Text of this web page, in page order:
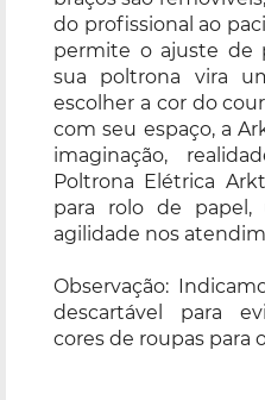
do profissional ao
permite o ajuste de
sua poltrona vira
escolher a cor do
com seu espaço, a
imaginação,
Poltrona Elétrica
para rolo de papel,
agilidade nos
Observação:
descartável para
cores de roupas para